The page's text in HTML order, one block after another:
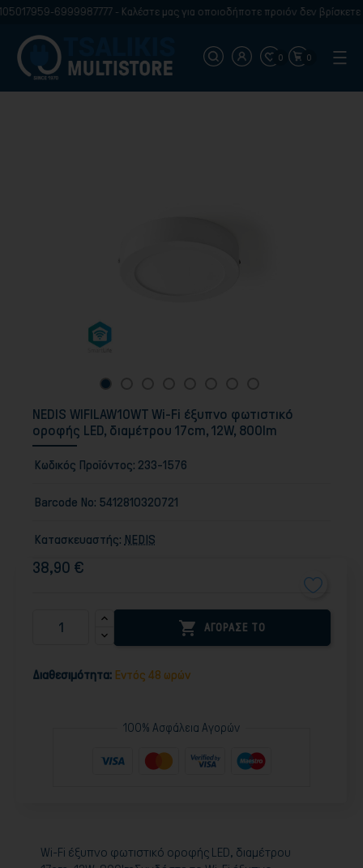
6999987777 - Καλέστε μας για οποιοδήποτε προιόν δεν βρίσκετε
0 0
NEDIS WIFILAW10WT Wi-Fi έξυπνο φωτιστικό
οροφής LED, διαμέτρου 17cm, 12W, 800lm
Κωδικός Προϊόντος: 233-1576
Barcode No: 5412810320721
Κατασκευαστής: NEDIS
38,90 €
 ΑΓΟΡΑΣΕ ΤΟ
Διαθεσιμότητα: Εντός 48 ωρών
100% Ασφάλεια Αγορών
Wi-Fi έξυπνο φωτιστικό οροφής LED, διαμέτρου